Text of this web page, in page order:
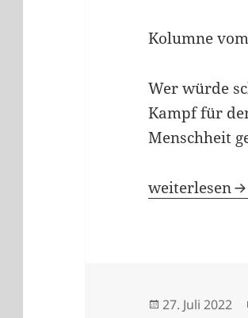
Kolumne
Wer würde
Kampf für
Menschheit
weiterlesen
Veröffentlicht
27. Juli 2022